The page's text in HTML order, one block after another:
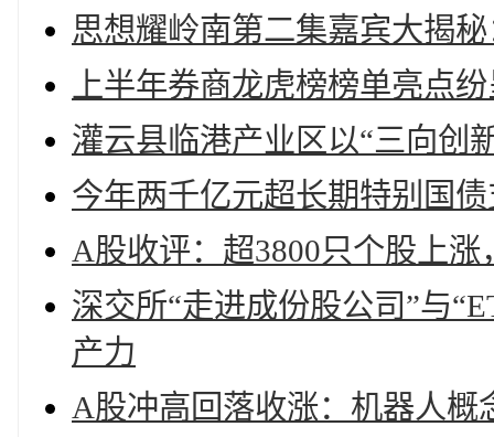
思想耀岭南第二集嘉宾大揭
上半年券商龙虎榜榜单亮点
灌云县临港产业区以“三向创
今年两千亿元超长期特别国
A股收评：超3800只个股上
深交所“走进成份股公司”与
产力
A股冲高回落收涨：机器人概